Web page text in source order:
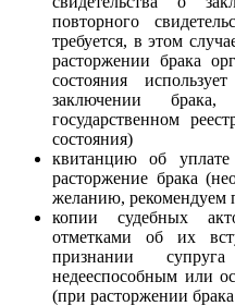
повторного
требуется, в этом
расторжении брака
состояния
заключении
государственном
состояния)
квитанцию об
расторжение брака
желанию, рекомендуем
копии судебных
отметками об их
признании
недееспособным или
(при расторжении